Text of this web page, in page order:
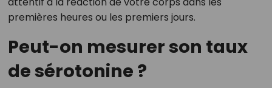
premières heures ou les premiers jours.
Peut-on mesurer son taux
de sérotonine ?